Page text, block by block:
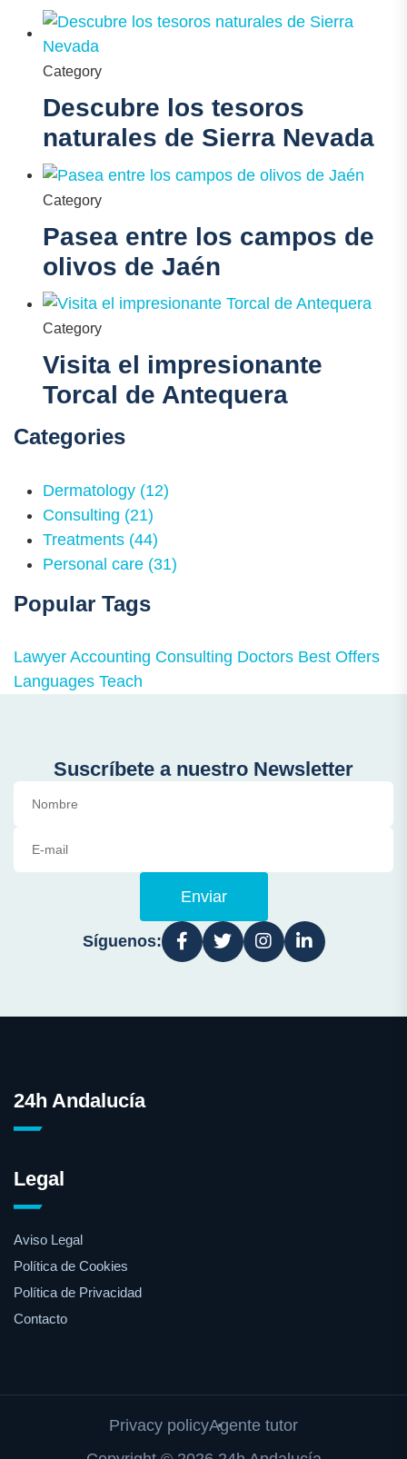
Category
Descubre los tesoros
naturales de Sierra Nevada
Category
Pasea entre los campos de
olivos de Jaén
Category
Visita el impresionante
Torcal de Antequera
Categories
Dermatology (12)
Consulting (21)
Treatments (44)
Personal care (31)
Popular Tags
Lawyer Accounting Consulting Doctors Best Offers
Languages Teach
Suscríbete a nuestro Newsletter
Enviar
Síguenos:
24h Andalucía
Legal
Aviso Legal
Política de Cookies
Política de Privacidad
Contacto
Privacy policyAgente tutor